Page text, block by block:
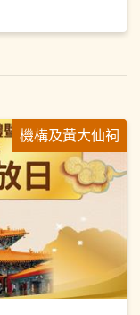
機構及黃大仙祠